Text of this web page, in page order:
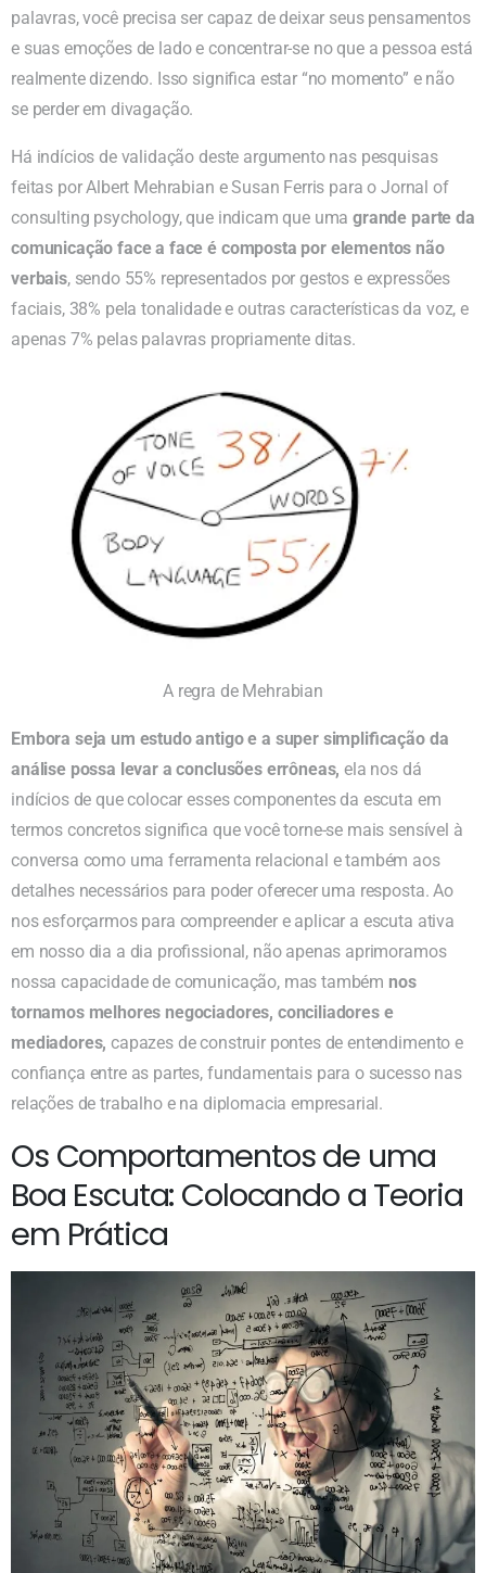
palavras, você precisa ser capaz de deixar seus pensamentos
e suas emoções de lado e concentrar-se no que a pessoa está
realmente dizendo. Isso significa estar “no momento” e não
se perder em divagação.
Há indícios de validação deste argumento nas pesquisas
feitas por Albert Mehrabian e Susan Ferris para o Jornal of
consulting psychology, que indicam que umagrande parte da
comunicação face a face é composta por elementos não
verbais, sendo 55% representados por gestos e expressões
faciais, 38% pela tonalidade e outras características da voz, e
apenas 7% pelas palavras propriamente ditas.
A regra de Mehrabian
Embora seja um estudo antigo e a super simplificação da
análise possa levar a conclusões errôneas, ela nos dá
indícios de que colocar esses componentes da escuta em
termos concretos significa que você torne-se mais sensível à
conversa como uma ferramenta relacional e também aos
detalhes necessários para poder oferecer uma resposta. Ao
nos esforçarmos para compreender e aplicar a escuta ativa
em nosso dia a dia profissional, não apenas aprimoramos
nossa capacidade de comunicação, mas também nos
tornamos melhores negociadores, conciliadores e
mediadores, capazes de construir pontes de entendimento e
confiança entre as partes, fundamentais para o sucesso nas
relações de trabalho e na diplomacia empresarial.
Os Comportamentos de uma
Boa Escuta: Colocando a Teoria
em Prática